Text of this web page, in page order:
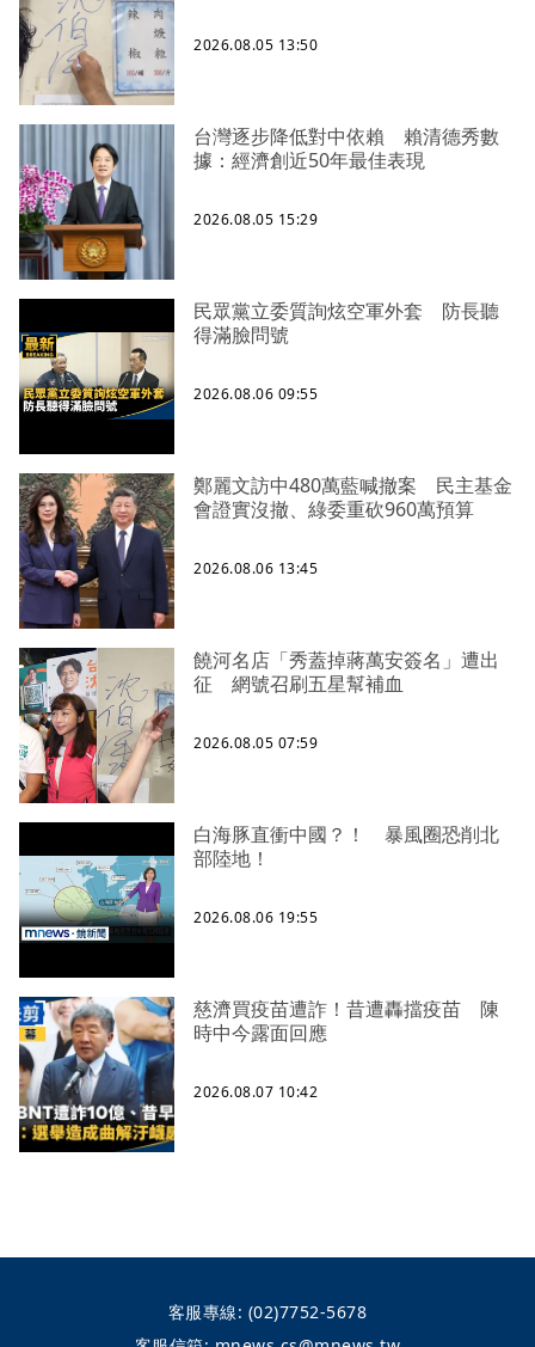
2026.08.05 13:50
台灣逐步降低對中依賴 賴清德秀數
據：經濟創近50年最佳表現
2026.08.05 15:29
民眾黨立委質詢炫空軍外套 防長聽
得滿臉問號
2026.08.06 09:55
鄭麗文訪中480萬藍喊撤案 民主基金
會證實沒撤、綠委重砍960萬預算
2026.08.06 13:45
饒河名店「秀蓋掉蔣萬安簽名」遭出
征 網號召刷五星幫補血
2026.08.05 07:59
白海豚直衝中國？！ 暴風圈恐削北
部陸地！
2026.08.06 19:55
慈濟買疫苗遭詐！昔遭轟擋疫苗 陳
時中今露面回應
2026.08.07 10:42
客服專線: (02)7752-5678